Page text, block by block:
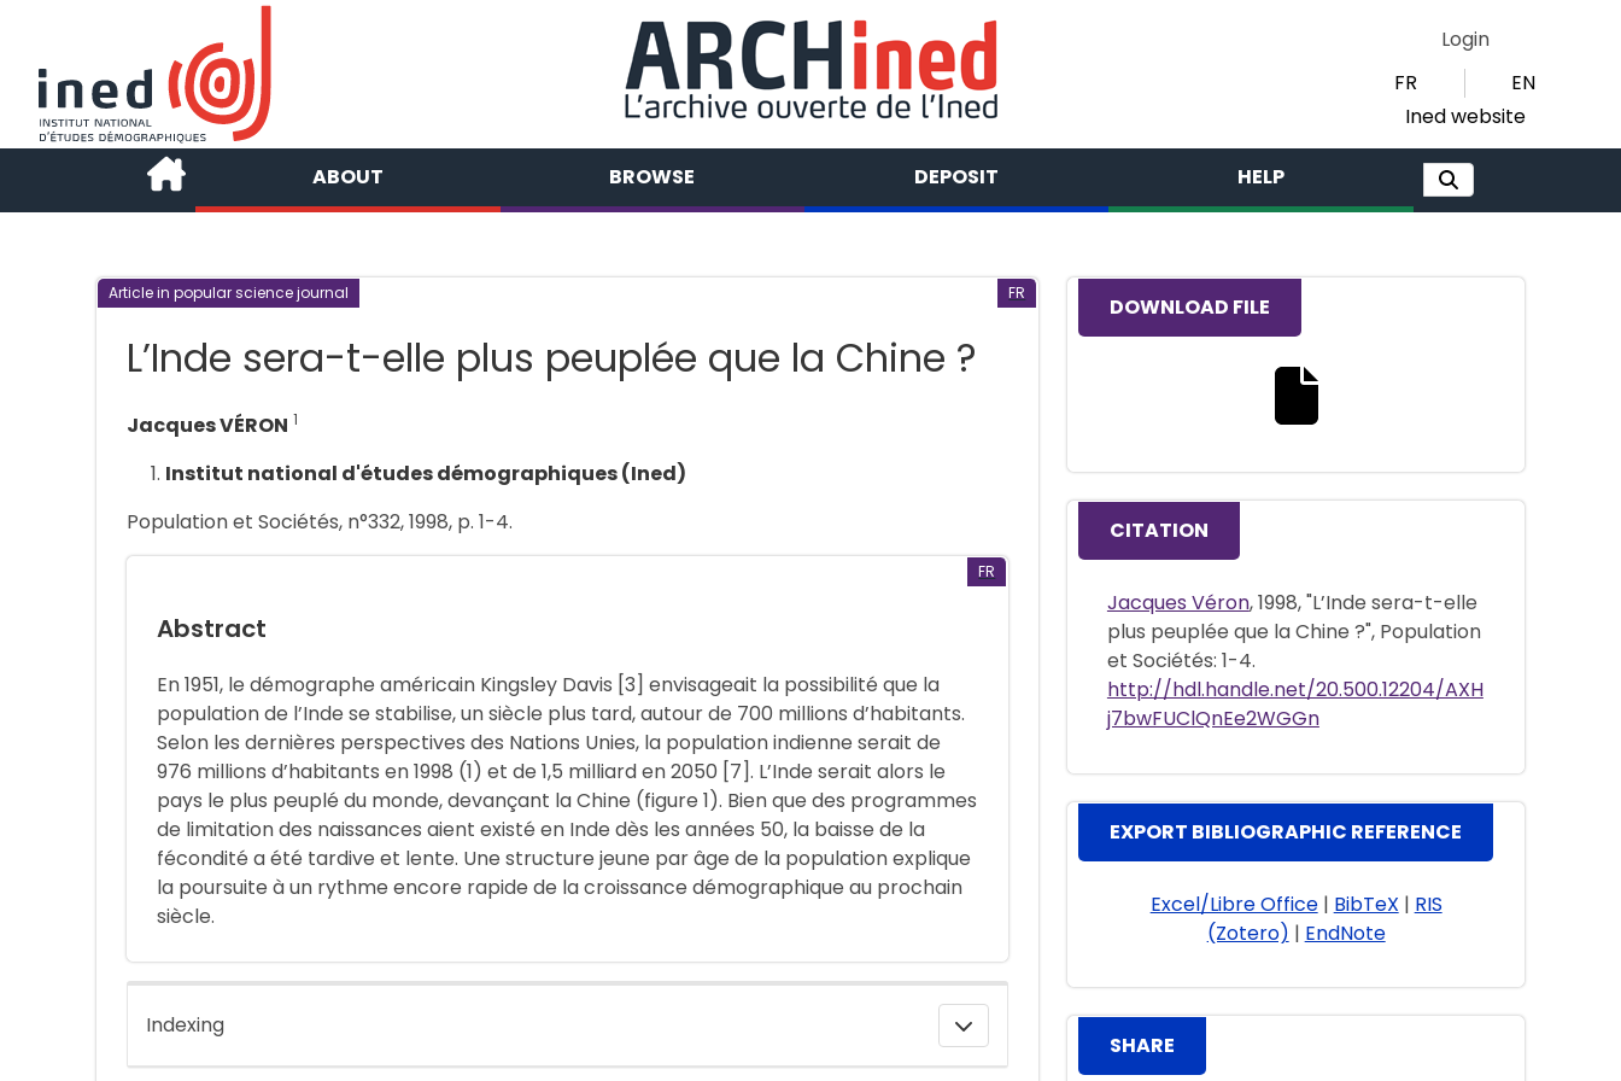
Login
FR
EN
Ined website
ABOUT BROWSE DEPOSIT HELP
Article in popular science journal FR
L’Inde sera-t-elle plus peuplée que la Chine ?
Jacques VÉRON 1
Institut national d'études démographiques (Ined)
Population et Sociétés, n°332, 1998, p. 1-4.
FR
Abstract
En 1951, le démographe américain Kingsley Davis [3] envisageait la possibilité que la
population de l’Inde se stabilise, un siècle plus tard, autour de 700 millions d’habitants.
Selon les dernières perspectives des Nations Unies, la population indienne serait de
976 millions d’habitants en 1998 (1) et de 1,5 milliard en 2050 [7]. L’Inde serait alors le
pays le plus peuplé du monde, devançant la Chine (figure 1). Bien que des programmes
de limitation des naissances aient existé en Inde dès les années 50, la baisse de la
fécondité a été tardive et lente. Une structure jeune par âge de la population explique
la poursuite à un rythme encore rapide de la croissance démographique au prochain
siècle.
Indexing
DOWNLOAD FILE
CITATION
Jacques Véron, 1998, "L’Inde sera-t-elle
plus peuplée que la Chine ?", Population
et Sociétés: 1-4.
http://hdl.handle.net/20.500.12204/AXH
j7bwFUClQnEe2WGGn
EXPORT BIBLIOGRAPHIC REFERENCE
Excel/Libre Office| BibTeX | RIS
(Zotero) | EndNote
SHARE